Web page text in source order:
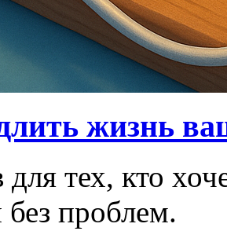
жизнь
для тех, кто
проблем.